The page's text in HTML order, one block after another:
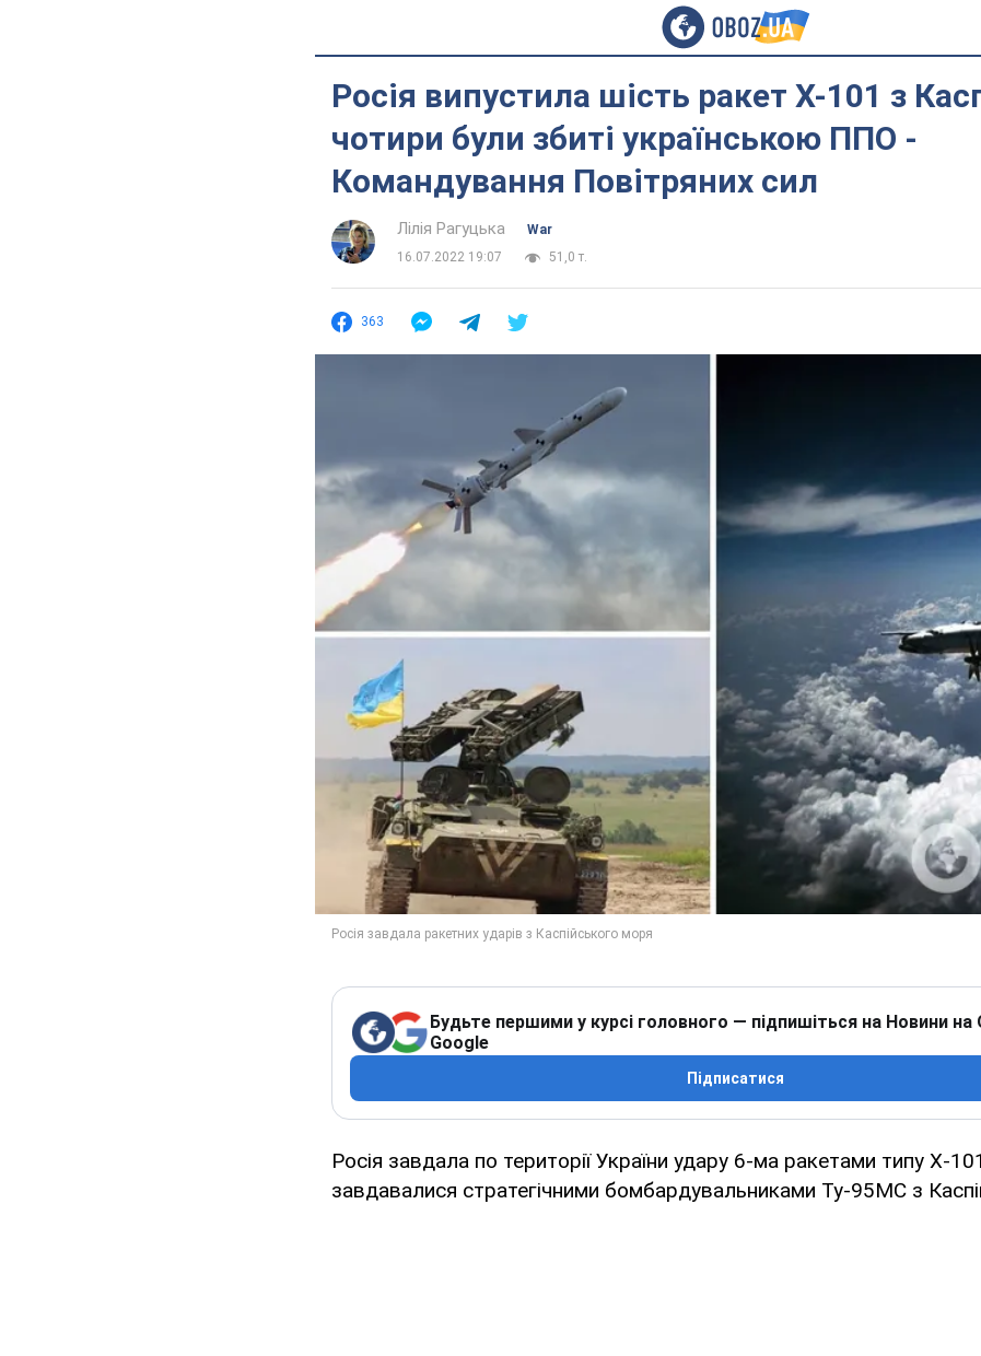
Росія випустила шість ракет Х-101 з
чотири були збиті українською ППО -
Командування Повітряних сил
Лілія Рагуцька
War
16.07.2022 19:07
51,0 т.
363
Будьте першими у курсі головного — підпишіться на Новини на
Google
Підписатися
Росія завдала по території України удару 6-ма ракетами типу Х-
завдавалися стратегічними бомбардувальниками Ту-95МС з